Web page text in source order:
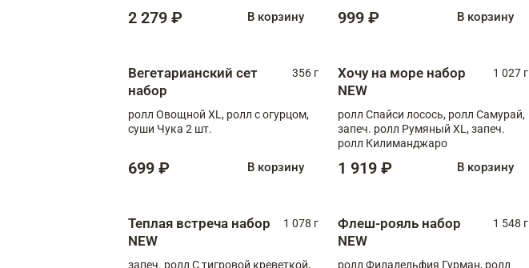
2 279 ₽ В корзину 999 ₽ В корзину
Вегетарианский сет
набор
356 г
ролл Овощной XL, ролл с огурцом,
суши Чука 2 шт.
699 ₽ В корзину
Хочу на море набор
NEW
1 027 г
ролл Спайси лосось, ролл Самурай,
запеч. ролл Румяный XL, запеч.
ролл Килиманджаро
1 919 ₽ В корзину
Теплая встреча набор
NEW
1 078 г
запеч. ролл С тигровой креветкой,
Флеш-рояль набор
NEW
1 548 г
ролл Филадельфия Гурман, ролл